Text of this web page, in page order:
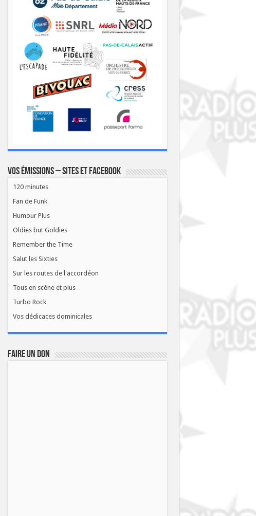
Vos émissions – Sites et Facebook
120 minutes
Fan de Funk
Humour Plus
Oldies but Goldies
Remember the Time
Salut les Sixties
Sur les routes de l'accordéon
Tous en scène et plus
Turbo Rock
Vos dédicaces dominicales
FAIRE UN DON